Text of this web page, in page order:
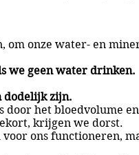
om onze water- en
we geen water drinken.
dodelijk zijn.
door het bloedvolume
krijgen we dorst.
ons functioneren,